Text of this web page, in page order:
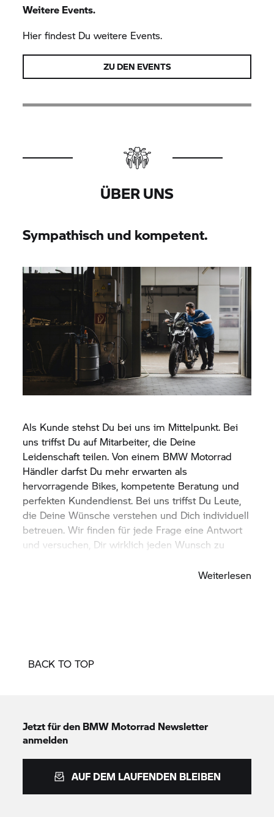
Weitere Events.
Hier findest Du weitere Events.
ZU DEN EVENTS
ÜBER UNS
Sympathisch und kompetent.
Als Kunde stehst Du bei uns im Mittelpunkt. Bei
uns triffst Du auf Mitarbeiter, die Deine
Leidenschaft teilen. Von einem BMW Motorrad
Händler darfst Du mehr erwarten als
hervorragende Bikes, kompetente Beratung und
perfekten Kundendienst. Bei uns triffst Du Leute,
die Deine Wünsche verstehen und Dich individuell
betreuen. Wir finden für jede Frage eine Antwort
und versuchen, Dir wirklich jeden Wunsch zu
Weiterlesen
BACK TO TOP
Jetzt für den BMW Motorrad Newsletter
anmelden
AUF DEM LAUFENDEN BLEIBEN